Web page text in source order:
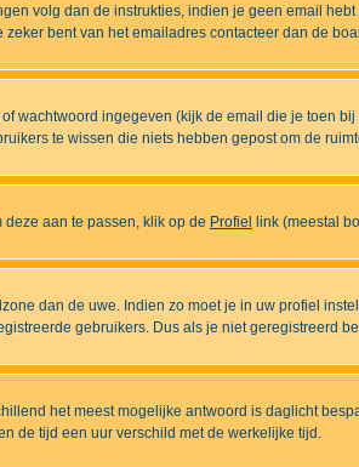
volg dan de instrukties, indien je geen email
bent van het emailadres contacteer dan de
wachtwoord ingegeven (kijk de email die je toen
te wissen die niets hebben gepost om de
aan te passen, klik op de Profiel
link (meestal
dan de uwe. Indien zo moet je in uw profiel
gebruikers. Dus als je niet geregistreerd
het meest mogelijke antwoord is daglicht
de tijd een uur verschild met de werkelijke tijd.